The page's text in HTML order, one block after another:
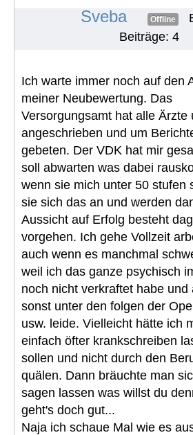
Sveba Offline
Beiträge: 4
Ich warte immer noch auf den
meiner Neubewertung. Das
Versorgungsamt hat alle Ärzte
angeschrieben und um
gebeten. Der VDK hat mir
soll abwarten was dabei
wenn sie mich unter 50 stufen
sie sich das an und werden
Aussicht auf Erfolg besteht
vorgehen. Ich gehe Vollzeit
auch wenn es manchmal
weil ich das ganze psychisch
noch nicht verkraftet habe und
sonst unter den folgen der
usw. leide. Vielleicht hätte ich
einfach öfter krankschreiben
sollen und nicht durch den
quälen. Dann bräuchte man
sagen lassen was willst du
geht's doch gut...
Naja ich schaue Mal wie es